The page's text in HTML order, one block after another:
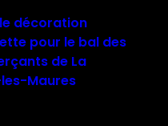
décoration
pour le bal des
de La
Maures